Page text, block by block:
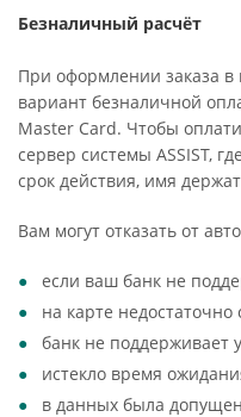
Безналичный расчёт
При оформлении заказа
вариант безналичной
Master Card. Чтобы
сервер системы ASSIST,
срок действия, имя
Вам могут отказать от
если ваш банк не
на карте недостаточно
банк не поддерживает
истекло время
в данных была